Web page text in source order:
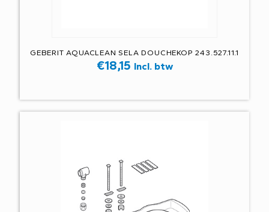
GEBERIT AQUACLEAN SELA DOUCHEKOP 243.527.11.1
€18,15 Incl. btw